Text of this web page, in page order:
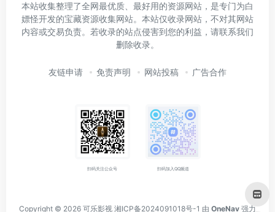
本站收集整理了全网最优质、最好用的资源网站，是专门为白
嫖怪开发的宝藏资源收集网站。本站仅收录网站，不对其网站
内容或交易负责。若收录的站点侵害到您的利益，请联系我们
删除收录。
友链申请 免责声明 网站投稿 广告合作
扫码关注公众号 扫码加入QQ频道
Copyright © 2026 可乐影视 湘ICP备2024091018号-1 由 OneNav 强力